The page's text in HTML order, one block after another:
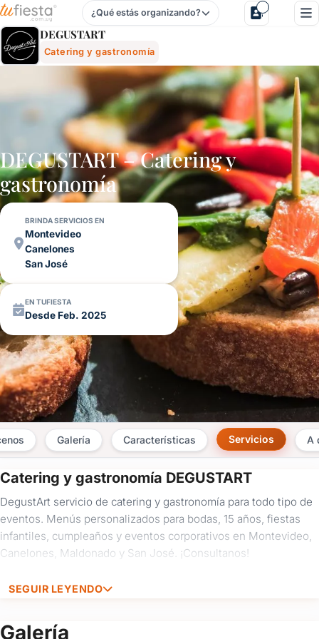
Degustart - Catering Y Gastronomía Para Fiestas Y
¿Qué estás organizando?
DEGUSTART
Catering y gastronomía
DEGUSTART – Catering y
gastronomía
BRINDA SERVICIOS EN
Montevideo
Canelones
San José
EN TUFIESTA
Desde Feb. 2025
Galería Características Servicios A
Catering y gastronomía DEGUSTART
DegustArt servicio de catering y gastronomía para todo tipo de
eventos. Menús personalizados para bodas, 15 años, fiestas
infantiles, cumpleaños y eventos corporativos en Montevideo,
Canelones, Maldonado y San José. ¡Consultanos!
SEGUIR LEYENDO
Galería
×
Consultar
¿Ya
tenés
Iniciá
para